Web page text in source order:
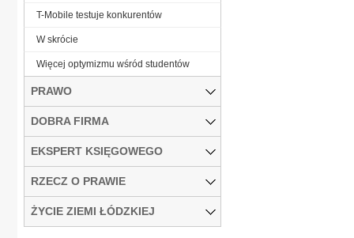
T-Mobile testuje konkurentów
W skrócie
Więcej optymizmu wśród studentów
PRAWO
DOBRA FIRMA
EKSPERT KSIĘGOWEGO
RZECZ O PRAWIE
ŻYCIE ZIEMI ŁÓDZKIEJ